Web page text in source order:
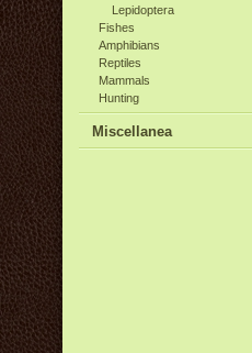
Lepidoptera
Fishes
Amphibians
Reptiles
Mammals
Hunting
Miscellanea